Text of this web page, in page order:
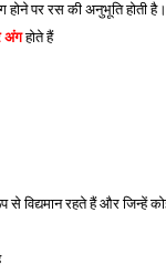
होने पर रस की अनुभूति होती है।
अंग होते हैं
विद्यमान रहते हैं और जिन्हें